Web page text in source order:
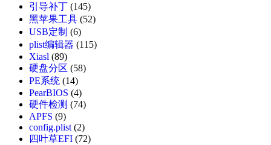
引导补丁 (145)
黑苹果工具 (52)
USB定制 (6)
plist编辑器 (115)
Xiasl (89)
硬盘分区 (58)
PE系统 (14)
PearBIOS (4)
硬件检测 (74)
APFS (9)
config.plist(2)
四叶草EFI (72)